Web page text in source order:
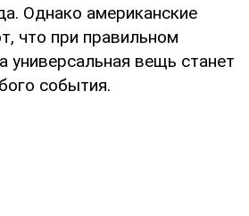
Однако американские
что при правильном
универсальная вещь станет
события.